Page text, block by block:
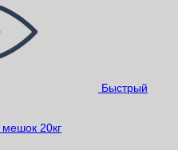
Быстрый